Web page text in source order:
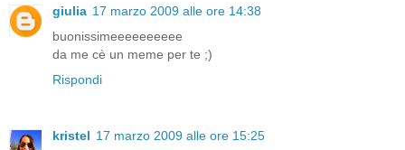
giulia 17 marzo 2009 alle ore 14:38
buonissimeeeeeeeeee
da me cè un meme per te ;)
Rispondi
kristel 17 marzo 2009 alle ore 15:25